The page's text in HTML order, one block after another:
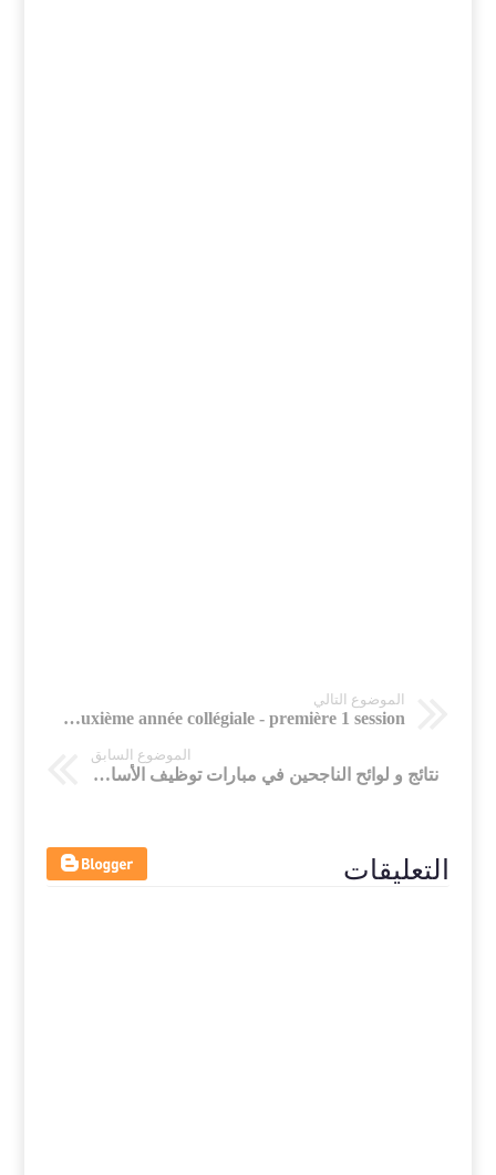
الموضوع التالي
Modèle 2 de la première devoir écrite n ° 1 du français - deuxième année collégiale - première 1 session
الموضوع السابق
نتائج و لوائح الناجحين في مبارات توظيف الأساتذة بالتعاقد من طرف أكاديمية الجهوية لجهة فاس - مكناس
التعليقات